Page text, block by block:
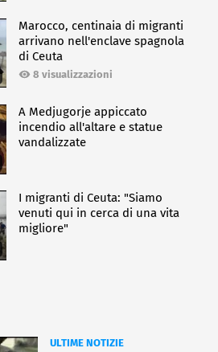
Marocco, centinaia di migranti
arrivano nell'enclave spagnola
di Ceuta
8 visualizzazioni
A Medjugorje appiccato
incendio all'altare e statue
vandalizzate
I migranti di Ceuta: "Siamo
venuti qui in cerca di una vita
migliore"
ULTIME NOTIZIE